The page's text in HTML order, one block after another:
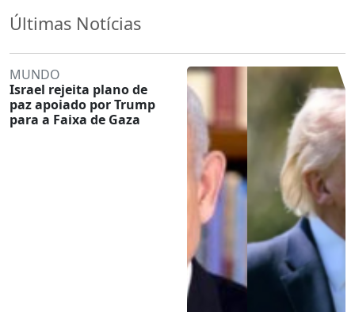
Últimas Notícias
MUNDO
Israel rejeita plano de
paz apoiado por Trump
para a Faixa de Gaza